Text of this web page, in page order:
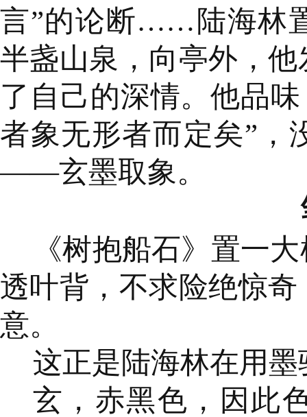
言”的论断……陆海林
半盏山泉，向亭外，
了自己的深情。他品
者象无形者而定矣”，
——玄墨取象。
《树抱船石》置一
透叶背，不求险绝惊
意。
这正是陆海林在用
玄，赤黑色，因此